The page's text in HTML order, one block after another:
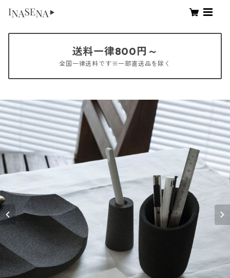
送料一律800円～
全国一律送料です※一部直送品を除く